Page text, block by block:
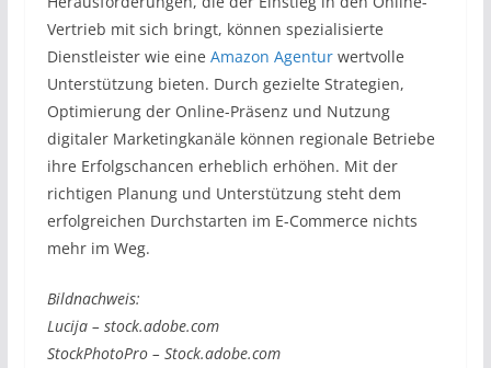
Vertrieb mit sich bringt, können spezialisierte
Dienstleister wie eine Amazon Agenturwertvolle
Unterstützung bieten. Durch gezielte Strategien,
Optimierung der Online-Präsenz und Nutzung
digitaler Marketingkanäle können regionale Betriebe
ihre Erfolgschancen erheblich erhöhen. Mit der
richtigen Planung und Unterstützung steht dem
erfolgreichen Durchstarten im E-Commerce nichts
mehr im Weg.
Bildnachweis:
Lucija – stock.adobe.com
StockPhotoPro – Stock.adobe.com